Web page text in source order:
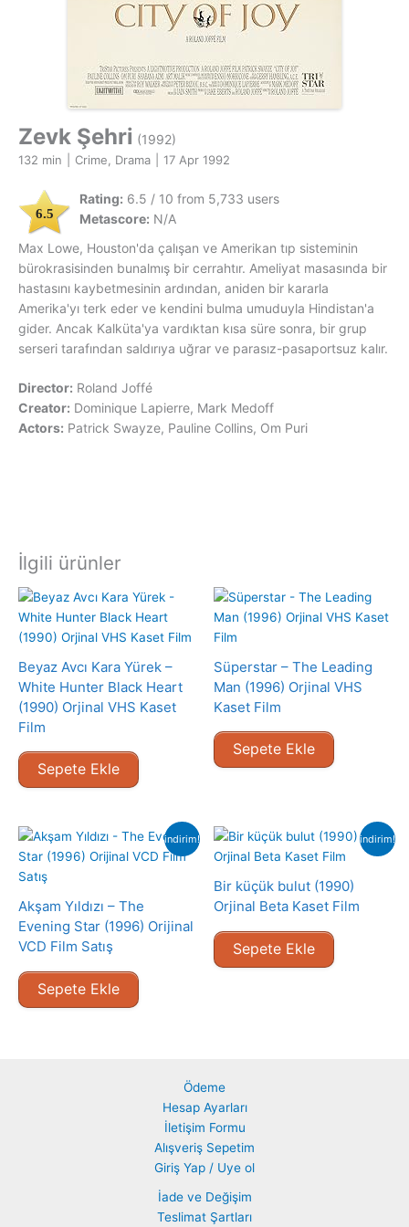
Zevk Şehri (1992)
132 min Crime, Drama 17 Apr 1992
6.5
Rating: 6.5 / 10 from 5,733 users
Metascore: N/A
Max Lowe, Houston'da çalışan ve Amerikan tıp sisteminin
bürokrasisinden bunalmış bir cerrahtır. Ameliyat masasında bir
hastasını kaybetmesinin ardından, aniden bir kararla
Amerika'yı terk eder ve kendini bulma umuduyla Hindistan'a
gider. Ancak Kalküta'ya vardıktan kısa süre sonra, bir grup
serseri tarafından saldırıya uğrar ve parasız-pasaportsuz kalır.
Director: Roland Joffé
Creator: Dominique Lapierre, Mark Medoff
Actors: Patrick Swayze, Pauline Collins, Om Puri
İlgili ürünler
Beyaz Avcı Kara Yürek –
White Hunter Black Heart
(1990) Orjinal VHS Kaset
Film
Sepete Ekle
Süperstar – The Leading
Man (1996) Orjinal VHS
Kaset Film
Sepete Ekle
indirim!
Akşam Yıldızı – The
Evening Star (1996) Orijinal
VCD Film Satış
Sepete Ekle
indirim!
Bir küçük bulut (1990)
Orjinal Beta Kaset Film
Sepete Ekle
Ödeme
Hesap Ayarları
İletişim Formu
Alışveriş Sepetim
Giriş Yap / Uye ol
İade ve Değişim
Teslimat Şartları